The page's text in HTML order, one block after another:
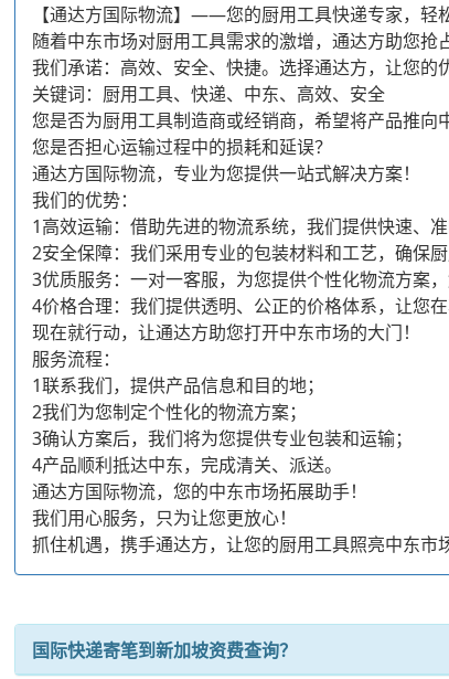
【通达方国际物流】——您的厨用工具快递专家，轻
随着中东市场对厨用工具需求的激增，通达方助您抢
我们承诺：高效、安全、快捷。选择通达方，让您的
关键词：厨用工具、快递、中东、高效、安全
您是否为厨用工具制造商或经销商，希望将产品推向
您是否担心运输过程中的损耗和延误？
通达方国际物流，专业为您提供一站式解决方案！
我们的优势：
1高效运输：借助先进的物流系统，我们提供快速、
2安全保障：我们采用专业的包装材料和工艺，确保
3优质服务：一对一客服，为您提供个性化物流方案
4价格合理：我们提供透明、公正的价格体系，让您
现在就行动，让通达方助您打开中东市场的大门！
服务流程：
1联系我们，提供产品信息和目的地；
2我们为您制定个性化的物流方案；
3确认方案后，我们将为您提供专业包装和运输；
4产品顺利抵达中东，完成清关、派送。
通达方国际物流，您的中东市场拓展助手！
我们用心服务，只为让您更放心！
抓住机遇，携手通达方，让您的厨用工具照亮中东市场
国际快递寄笔到新加坡资费查询？